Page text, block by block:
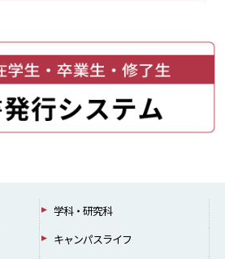
学科・研究科
キャンパスライフ